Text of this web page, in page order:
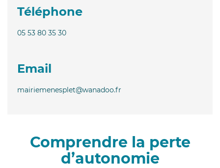
Téléphone
05 53 80 35 30
Email
mairiemenesplet@wanadoo.fr
Comprendre la perte
d’autonomie